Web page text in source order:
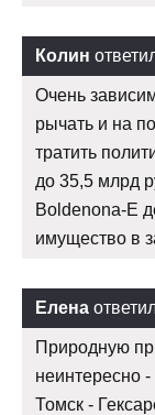
Колин
Очень
рычать и на
тратить
до 35,5 млрд
Boldenona-E
имущество в
Елена
Природную
неинтересно
Томск -